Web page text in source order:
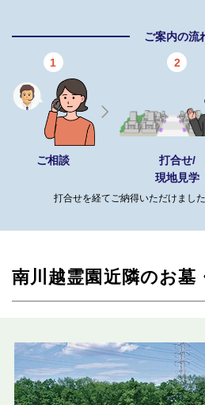
ご案内の流
1
ご相談
2
打合せ/
現地見学
打合せを経てご納得いただけまし
南川越霊園近隣のお墓